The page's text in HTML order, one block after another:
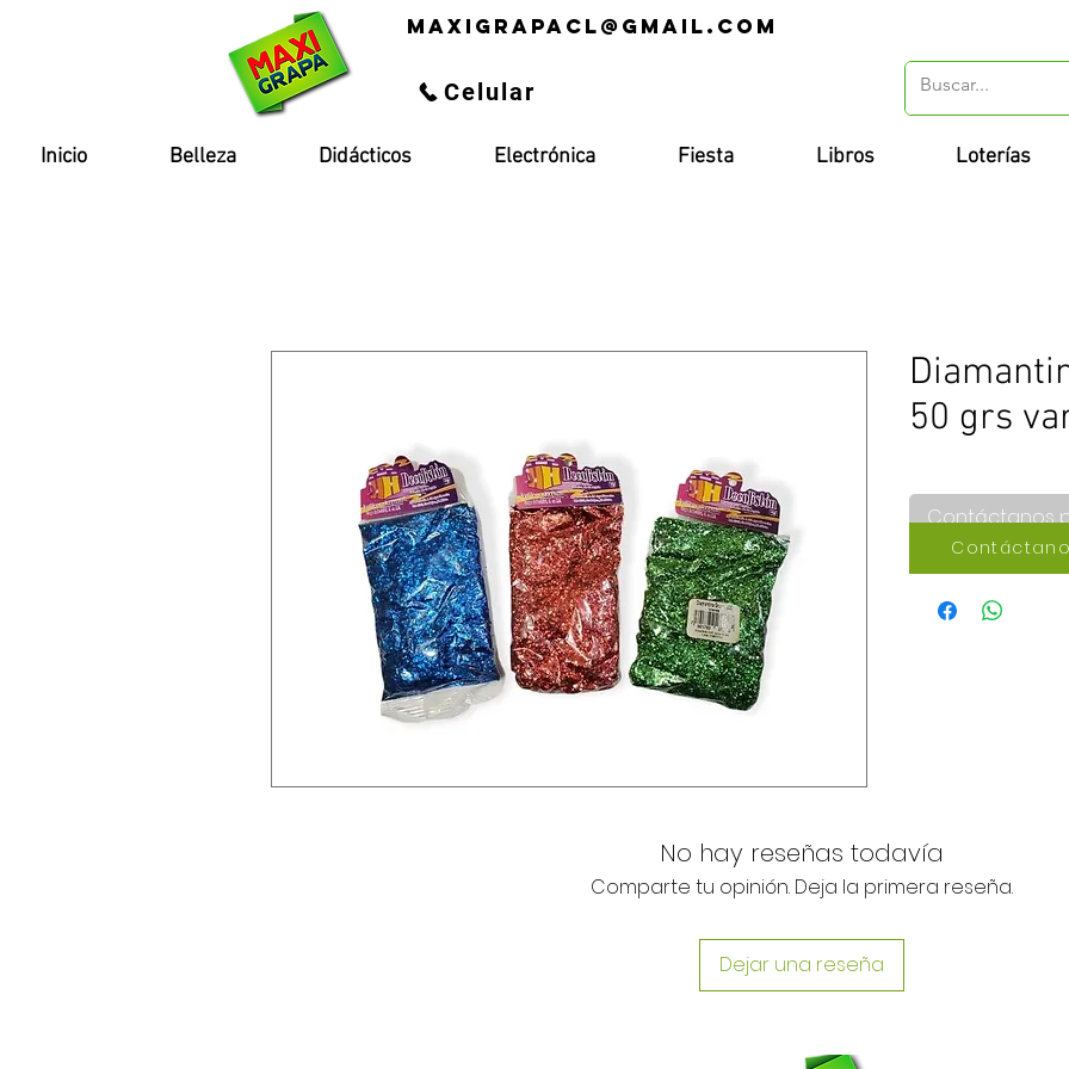
maxigrapacl@gmail.com
Celular
Inicio Belleza Didácticos Electrónica Fiesta Libros Loterías
50 grs
Contáctanos
No hay reseñas todavía
Comparte tu opinión. Deja la primera reseña.
Dejar una reseña